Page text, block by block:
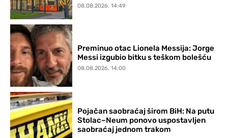
08.08.2026. 14:49
Preminuo otac Lionela Messija: Jorge
Messi izgubio bitku s teškom bolešću
08.08.2026. 14:00
Pojačan saobraćaj širom BiH: Na putu
Stolac–Neum ponovo uspostavljen
saobraćaj jednom trakom